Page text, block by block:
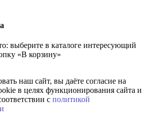
выберите в каталоге интересующий
«В корзину»
наш сайт, вы даёте согласие на
в целях функционирования сайта и
с политикой